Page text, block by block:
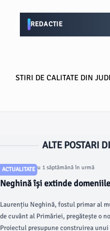
REDACTIE
STIRI DE CALITATE DIN
ALTE POSTARI
ACTUALITATE
Articol postat cu 1 săptămână în urmă
Neghină își extinde
Laurențiu Neghină, fostul primar al
de cuvânt al Primăriei, pregătește o
Proiectul presupune construirea